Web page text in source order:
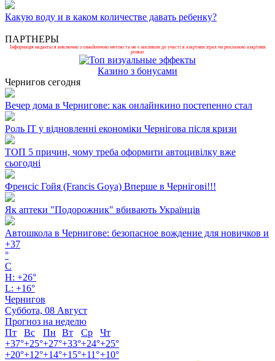
Какую воду и в каком количестве давать ребенку?
ПАРТНЕРЫ
Інформація надається виключно з ознайомчою метою та не є закликом до участі в азартних іграх чи рекламою азартних
розваг.
Казино з бонусами
Чернигов сегодня
Вечер дома в Чернигове: как онлайнкино постепенно стал
Роль ІТ у відновленні економіки Чернігова після кризи
ТОП 5 причин, чому треба оформити автоцивілку вже
сьогодні
Френсіс Гойя (Francis Goya) Вперше в Чернігові!!!
Як аптеки "Подорожник" вбивають Українців
Автошкола в Чернигове: безопасное вождение для новичков и
+37
°
C
H: +26°
L: +16°
Чернигов
Суббота, 08 Август
Прогноз на неделю
Пт
Вс Пн Вт Ср
Чт
+37°+25°+27°+33°+24°+25°
+20°+12°+14°+15°+11°+10°